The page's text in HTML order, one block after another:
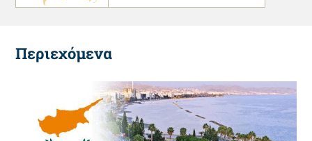
Περιεχόμενα